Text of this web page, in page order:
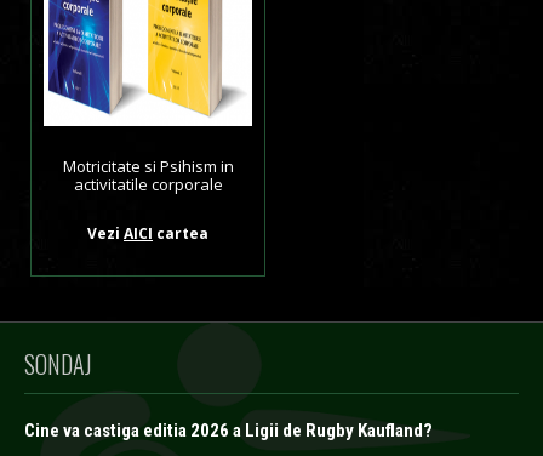
Motricitate si Psihism in
activitatile corporale
Vezi AICI cartea
SONDAJ
Cine va castiga editia 2026 a Ligii de Rugby Kaufland?